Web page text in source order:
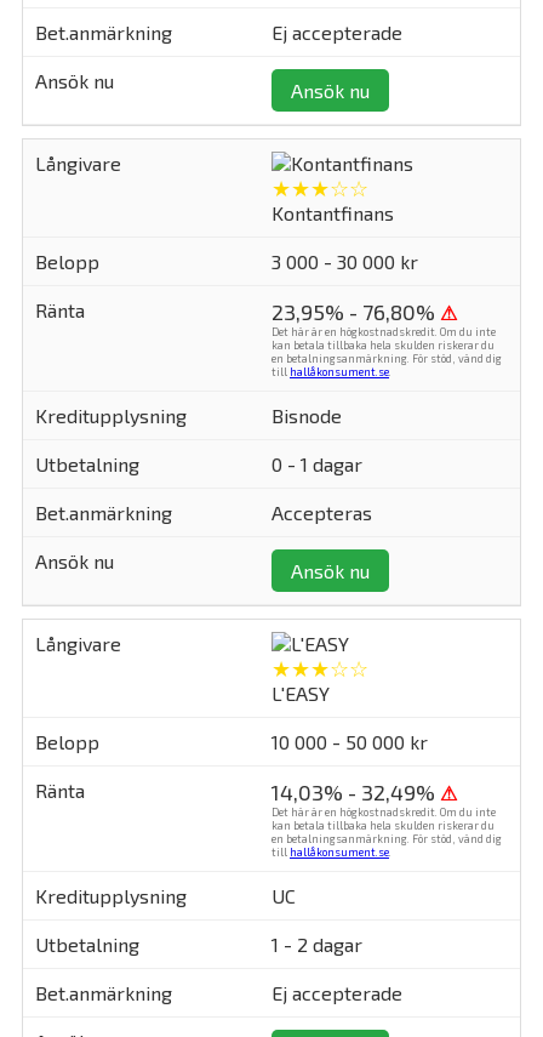
Ej accepterade
Ansök nu
★★★☆☆
Kontantfinans
3 000 - 30 000 kr
23,95% - 76,80% ⚠
Det här är en högkostnadskredit. Om du inte
kan betala tillbaka hela skulden riskerar du
en betalningsanmärkning. För stöd, vänd dig
till hallåkonsument.se
Bisnode
0 - 1 dagar
Accepteras
Ansök nu
★★★☆☆
L'EASY
10 000 - 50 000 kr
14,03% - 32,49% ⚠
Det här är en högkostnadskredit. Om du inte
kan betala tillbaka hela skulden riskerar du
en betalningsanmärkning. För stöd, vänd dig
till hallåkonsument.se
UC
1 - 2 dagar
Ej accepterade